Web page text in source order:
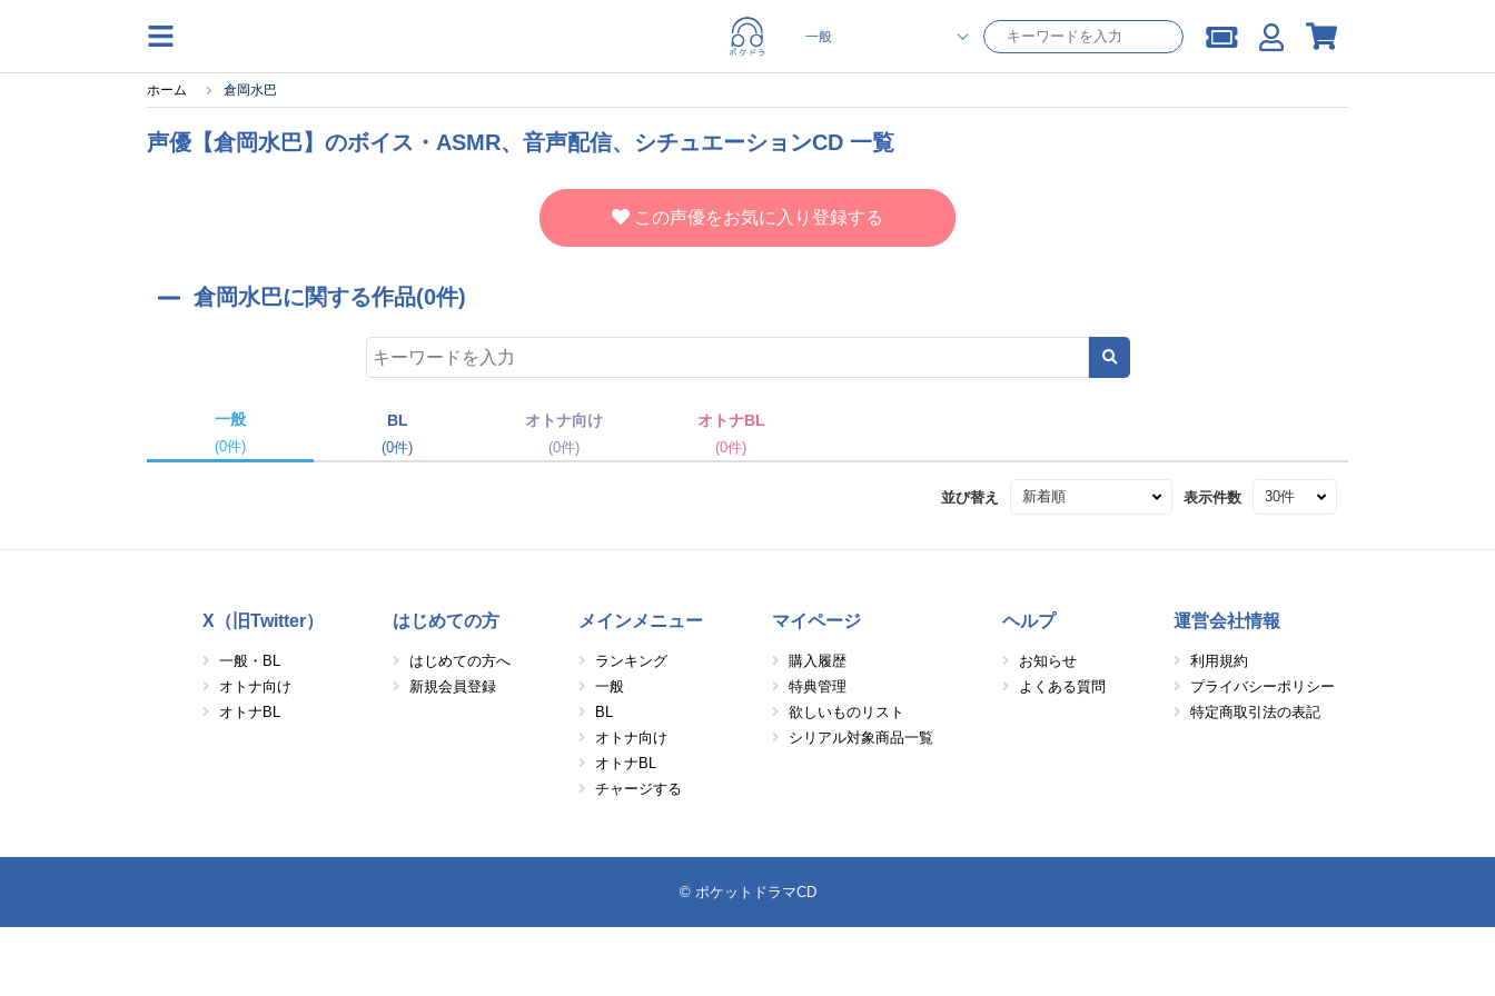
ホーム 倉岡水巴
声優【倉岡水巴】のボイス・ASMR、音声配信、シチュエーションCD 一覧
この声優をお気に入り登録する
倉岡水巴に関する作品(0件)
一般
(0件)
BL
(0件)
オトナ向け
(0件)
オトナBL
(0件)
並び替え 表示件数
X（旧Twitter）
一般・BL
オトナ向け
オトナBL
はじめての方
はじめての方へ
新規会員登録
メインメニュー
ランキング
一般
BL
オトナ向け
オトナBL
チャージする
マイページ
購入履歴
特典管理
欲しいものリスト
シリアル対象商品一覧
ヘルプ
お知らせ
よくある質問
運営会社情報
利用規約
プライバシーポリシー
特定商取引法の表記
© ポケットドラマCD